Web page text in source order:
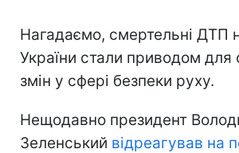
Нагадаємо, смертельні ДТП
України стали приводом для
змін у сфері безпеки руху.
Нещодавно президент
Зеленський відреагував на